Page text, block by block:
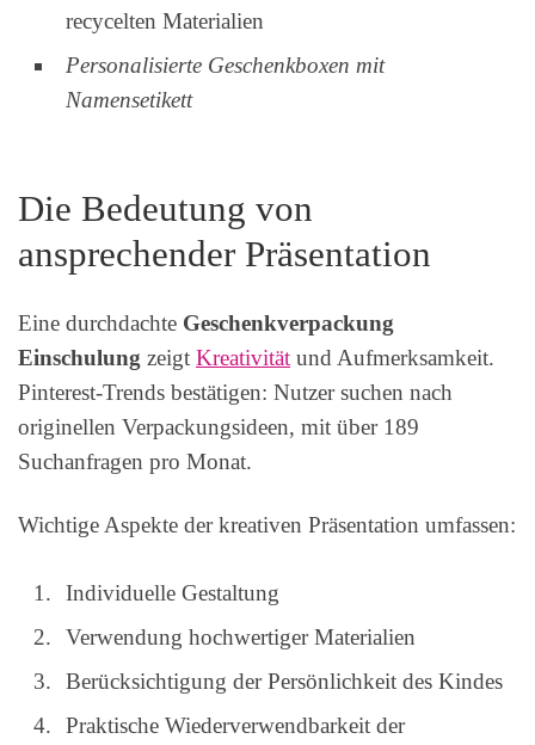
recycelten Materialien
Personalisierte Geschenkboxen mit
Namensetikett
Die Bedeutung von
ansprechender Präsentation
Eine durchdachte Geschenkverpackung
Einschulung zeigt Kreativität und Aufmerksamkeit.
Pinterest-Trends bestätigen: Nutzer suchen nach
originellen Verpackungsideen, mit über 189
Suchanfragen pro Monat.
Wichtige Aspekte der kreativen Präsentation umfassen:
Individuelle Gestaltung
Verwendung hochwertiger Materialien
Berücksichtigung der Persönlichkeit des Kindes
Praktische Wiederverwendbarkeit der